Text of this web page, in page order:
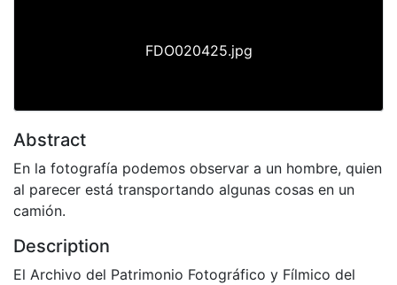
FDO020425.jpg
Abstract
En la fotografía podemos observar a un hombre, quien
al parecer está transportando algunas cosas en un
camión.
Description
El Archivo del Patrimonio Fotográfico y Fílmico del